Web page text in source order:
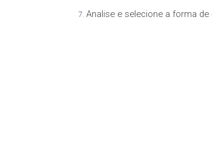
Analise e selecione a forma